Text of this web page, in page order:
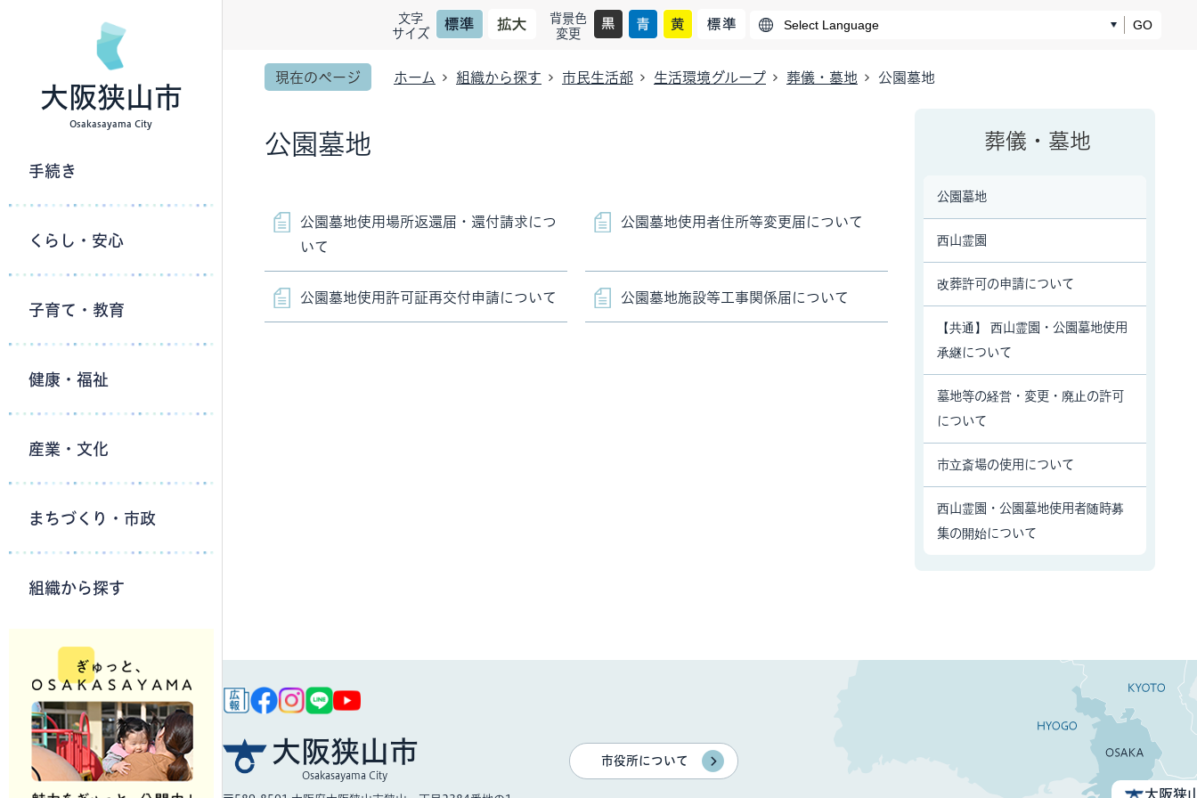
文字
サイズ
背景色
変更
GO
現在のページ ホーム 組織から探す 市民生活部 生活環境グループ 葬儀・墓地 公園墓地
大阪狭山市
Osakasayama City
手続き
くらし・安心
子育て・教育
健康・福祉
産業・文化
まちづくり・市政
組織から探す
公園墓地
公園墓地使用場所返還届・還付請求につ
いて
公園墓地使用者住所等変更届について
公園墓地使用許可証再交付申請について 公園墓地施設等工事関係届について
葬儀・墓地
公園墓地
西山霊園
改葬許可の申請について
【共通】 西山霊園・公園墓地使用
承継について
墓地等の経営・変更・廃止の許可
について
市立斎場の使用について
西山霊園・公園墓地使用者随時募
集の開始について
大阪狭山市
Osakasayama City
市役所について
大阪狭